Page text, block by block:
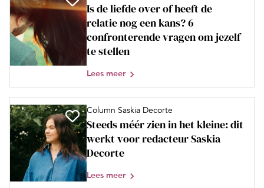
Is de liefde over of heeft de
relatie nog een kans? 6
confronterende vragen om jezelf
te stellen
Lees meer
Column Saskia Decorte
Steeds méér zien in het kleine: dit
werkt voor redacteur Saskia
Decorte
Lees meer